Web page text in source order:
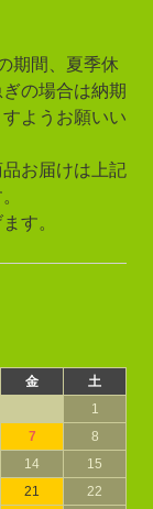
期間、夏季休
の場合は納期
ようお願いい
お届けは上記
す。
金
土
1
7
8
14
15
21 22